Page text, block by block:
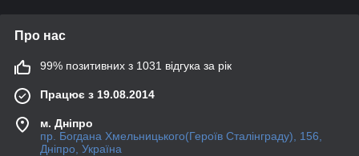
Про нас
99% позитивних з 1031 відгука за рік
Працює з 19.08.2014
м. Дніпро
пр. Богдана Хмельницького(Героїв Сталінграду), 156,
Дніпро, Україна